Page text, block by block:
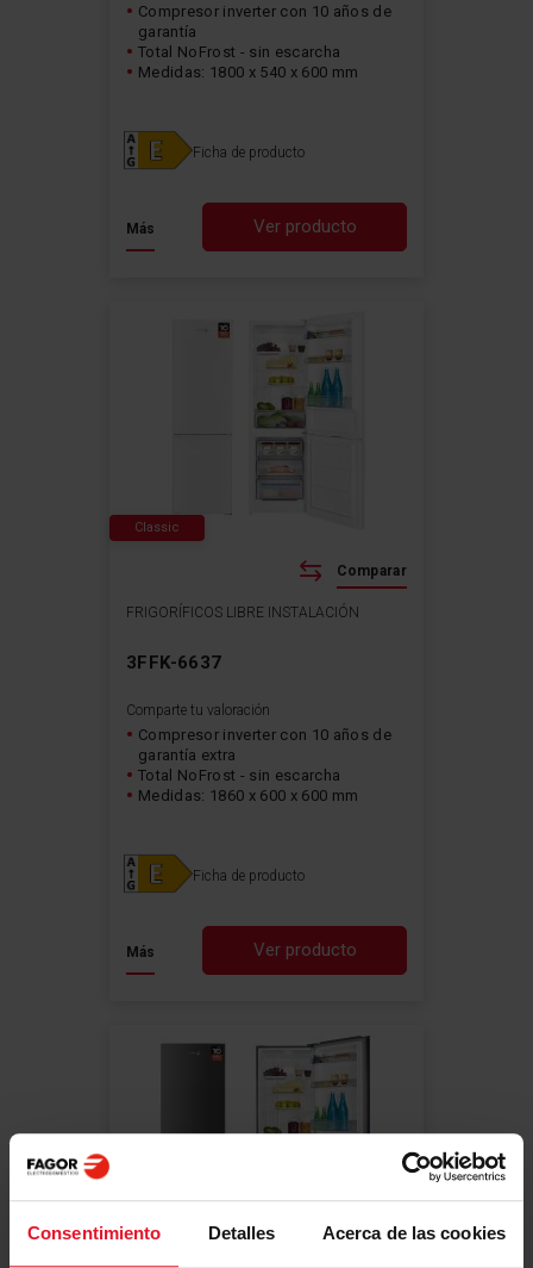
Consentimiento Detalles Acerca de las cookies
Ver producto
Más
Compresor inverter con 10 años de
garantía
Total NoFrost - sin escarcha
Medidas: 1800 x 540 x 600 mm
Ficha de producto
FRIGORÍFICOS LIBRE INSTALACIÓN
3FFK-6637
Ver producto
Más
Comparte tu valoración
Compresor inverter con 10 años de
garantía extra
Total NoFrost - sin escarcha
Medidas: 1860 x 600 x 600 mm
Ficha de producto
Comparar
Classic